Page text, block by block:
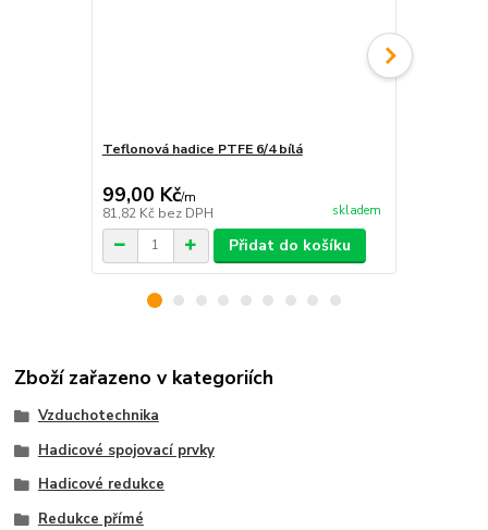
Teflonová hadice PTFE 6/4 bílá
99,00 Kč/m
81,82 Kč bez DPH skladem
Přidat do košíku
Zboží zařazeno v kategoriích
Vzduchotechnika
Hadicové spojovací prvky
Hadicové redukce
Redukce přímé